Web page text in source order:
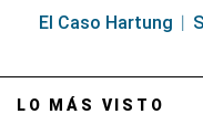
El Caso Hartung
LO MÁS VISTO